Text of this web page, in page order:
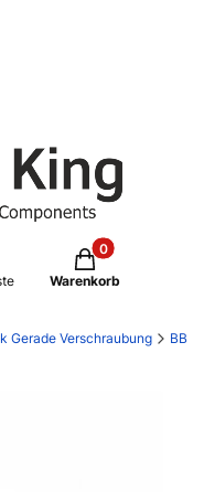
Produkte im
Warenkorb
Gerade Verschraubung BB